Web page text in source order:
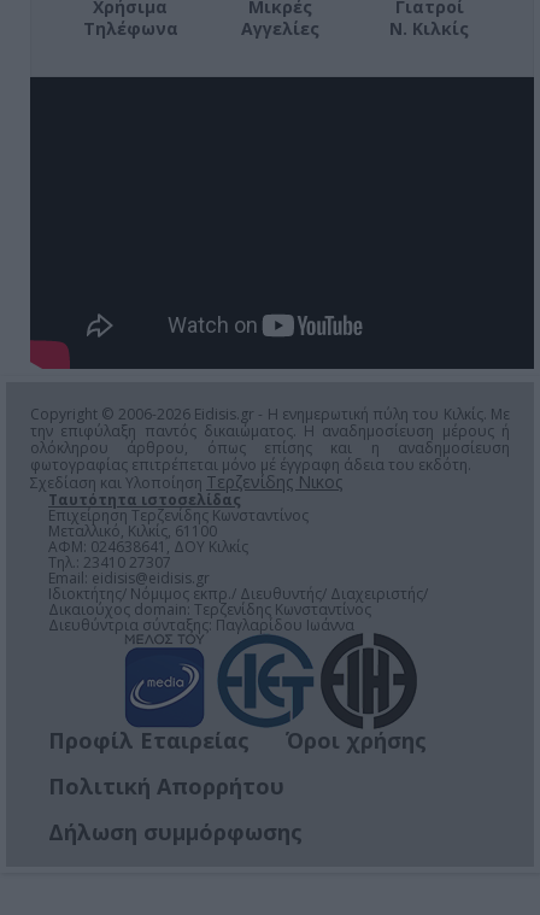
Χρήσιμα
Τηλέφωνα
Μικρές
Αγγελίες
Γιατροί
Ν. Κιλκίς
Copyright © 2006-2026 Eidisis.gr - Η ενημερωτική πύλη του Κιλκίς. Με
την επιφύλαξη παντός δικαιώματος. Η αναδημοσίευση μέρους ή
ολόκληρου άρθρου, όπως επίσης και η αναδημοσίευση
φωτογραφίας επιτρέπεται μόνο μέ έγγραφη άδεια του εκδότη.
Σχεδίαση και Υλοποίηση Τερζενίδης Νικος
Ταυτότητα ιστοσελίδας
Επιχείρηση Τερζενίδης Κωνσταντίνος
Μεταλλικό, Κιλκίς, 61100
ΑΦΜ: 024638641, ΔΟΥ Κιλκίς
Τηλ.: 23410 27307
Email: eidisis@eidisis.gr
Ιδιοκτήτης/ Νόμιμος εκπρ./ Διευθυντής/ Διαχειριστής/
Δικαιούχος domain: Τερζενίδης Κωνσταντίνος
Διευθύντρια σύνταξης: Παγλαρίδου Ιωάννα
Προφίλ Εταιρείας
Όροι χρήσης
Πολιτική Απορρήτου
Δήλωση συμμόρφωσης